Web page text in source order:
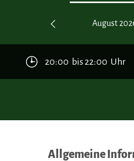
August
20:00 bis 22:00 Uhr
Allgemeine